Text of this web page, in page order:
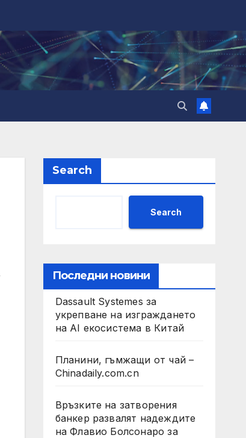
Search
Search
Последни новини
Dassault Systemes за
укрепване на изграждането
на AI екосистема в Китай
Планини, гъмжащи от чай –
Chinadaily.com.cn
Връзките на затворения
банкер развалят надеждите
на Флавио Болсонаро за